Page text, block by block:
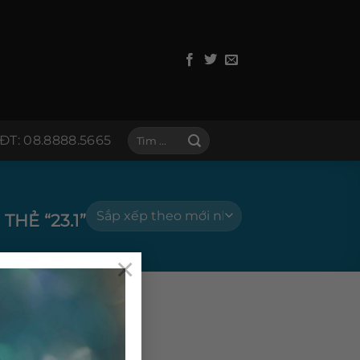
×
ĐT: 08.8888.5665
Tìm
“23.1”